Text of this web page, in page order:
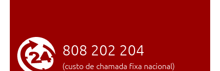
808 202 204
(custo de chamada fixa nacional)